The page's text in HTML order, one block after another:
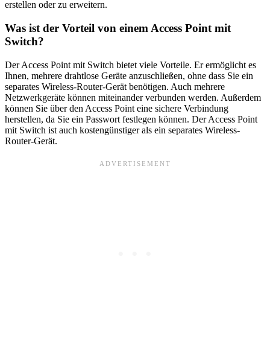
erstellen oder zu erweitern.
Was ist der Vorteil von einem Access Point mit
Switch?
Der Access Point mit Switch bietet viele Vorteile. Er ermöglicht es
Ihnen, mehrere drahtlose Geräte anzuschließen, ohne dass Sie ein
separates Wireless-Router-Gerät benötigen. Auch mehrere
Netzwerkgeräte können miteinander verbunden werden. Außerdem
können Sie über den Access Point eine sichere Verbindung
herstellen, da Sie ein Passwort festlegen können. Der Access Point
mit Switch ist auch kostengünstiger als ein separates Wireless-
Router-Gerät.